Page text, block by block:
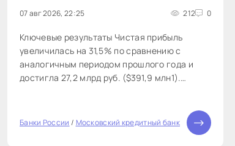
07 авг 2026, 22:25 212 0
Ключевые результаты Чистая прибыль
увеличилась на 31,5% по сравнению с
аналогичным периодом прошлого года и
достигла 27,2 млрд руб. ($391,9 млн1).
годом ранее. Рентабельность активов
Банки России / Московский кредитный банк